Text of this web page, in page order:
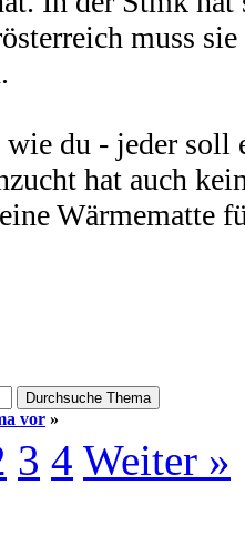
muss
wie du - jeder soll
hat auch
Wärmematte
vor »
3 4 Weiter »